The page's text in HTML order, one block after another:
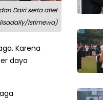
Dairi serta atlet
Istimewa)
Karena
daya